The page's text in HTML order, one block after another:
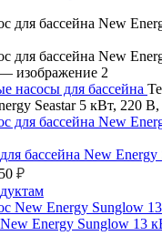
насосы для бассейна
Seastar 5 кВт, 220
бассейна New
₽
Energy Sunglow 13